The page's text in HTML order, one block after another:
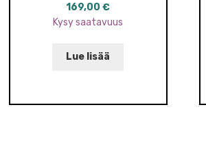
169,00€
Kysy saatavuus
Lue lisää